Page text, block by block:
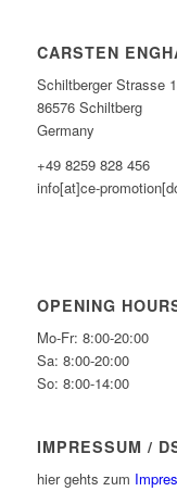
CARSTEN
Schiltberger Strasse
86576 Schiltberg
Germany
+49 8259 828 456
info[at]ce-
OPENING
Mo-Fr: 8:00-20:00
Sa: 8:00-20:00
So: 8:00-14:00
IMPRESSUM /
hier gehts zum